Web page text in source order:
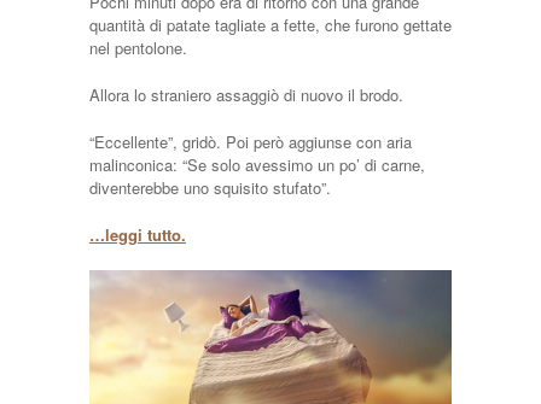
quantità di patate tagliate a fette, che furono gettate
nel pentolone.
Allora lo straniero assaggiò di nuovo il brodo.
“Eccellente”, gridò. Poi però aggiunse con aria
malinconica: “Se solo avessimo un po’ di carne,
diventerebbe uno squisito stufato”.
…leggi tutto.